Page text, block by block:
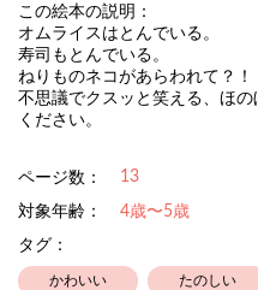
この絵本の説明：
オムライスはとんでいる。
寿司もとんでいる。
ねりものネコがあらわれて？！
不思議でクスッと笑える、ほ
ください。
ページ数： 13
対象年齢：
4歳〜5歳
タグ：
かわいい たのしい